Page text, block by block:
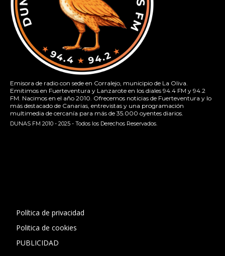
Emisora de radio con sede en Corralejo, municipio de La Oliva.
Emitimos en Fuerteventura y Lanzarote en los diales 94.4 FM y 94.2
FM. Nacimos en el año 2010. Ofrecemos noticias de Fuerteventura y lo
más destacado de Canarias, entrevistas y una programación
multimedia de cercanía para más de 35.000 oyentes diarios.
DUNAS FM 2010 - 2025 - Todos los Derechos Reservados.
Política de privacidad
Politica de cookies
PUBLICIDAD